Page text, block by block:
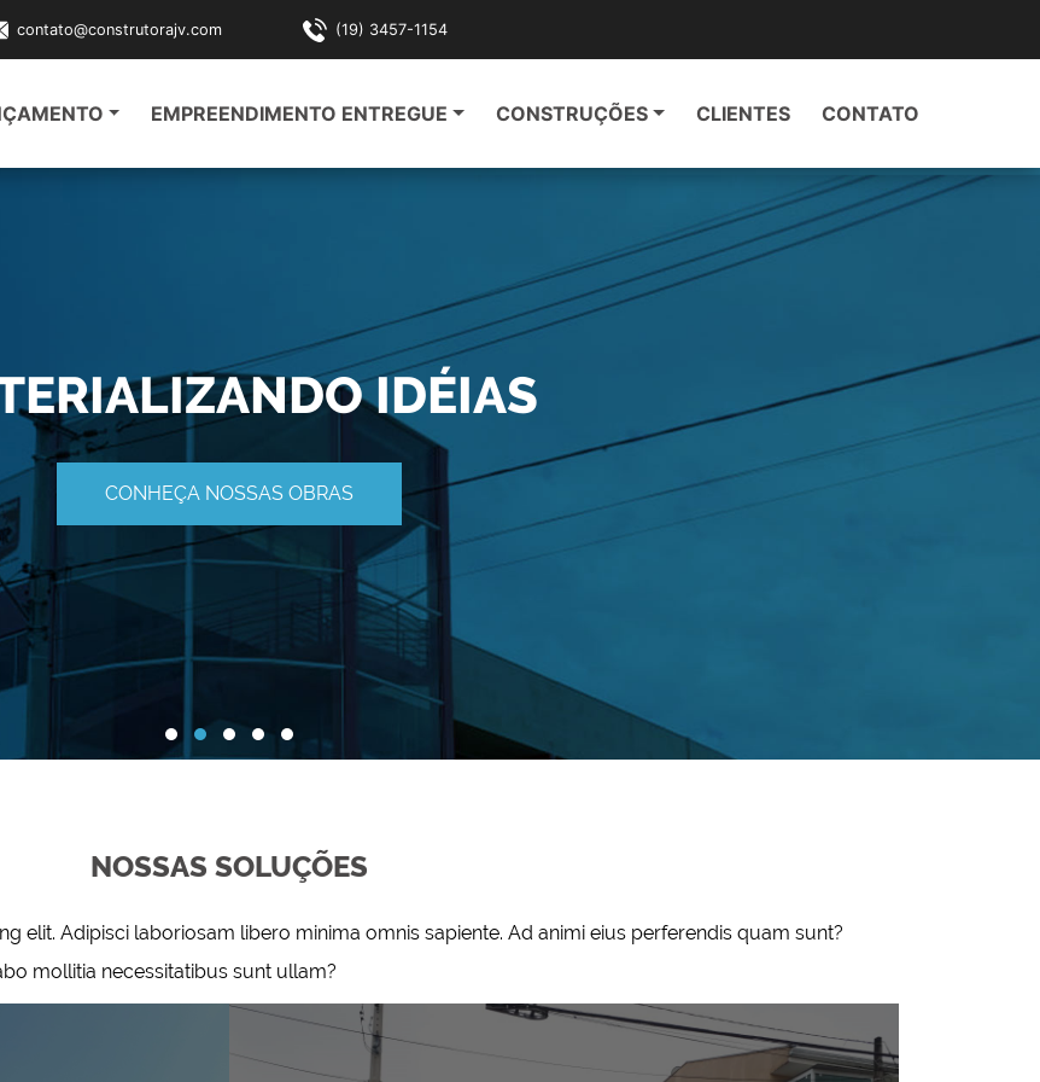
EMPREENDIMENTO ENTREGUE CONSTRUÇÕES CLIENTES CONTATO
contato@construtorajv.com (19) 3457-1154
IDÉIAS
CONHEÇA NOSSAS OBRAS
NOSSAS SOLUÇÕES
elit. Adipisci laboriosam libero minima omnis sapiente. Ad animi eius perferendis quam sunt?
mollitia necessitatibus sunt ullam?